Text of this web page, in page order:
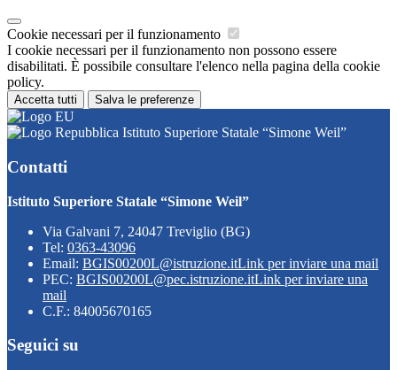
Cookie necessari per il funzionamento
I cookie necessari per il funzionamento non possono essere
disabilitati. È possibile consultare l'elenco nella pagina della cookie
policy.
Accetta tutti Salva le preferenze
Istituto Superiore Statale “Simone Weil”
Contatti
Istituto Superiore Statale “Simone Weil”
Via Galvani 7, 24047 Treviglio (BG)
Tel: 0363-43096
Email: BGIS00200L@istruzione.itLink per inviare una mail
PEC: BGIS00200L@pec.istruzione.itLink per inviare una
mail
C.F.: 84005670165
Seguici su